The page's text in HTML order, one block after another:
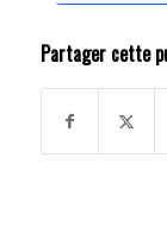
Partager cette